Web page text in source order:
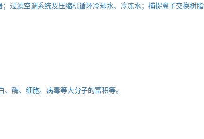
过滤空调系统及压缩机循环冷却水、冷冻水；捕捉离子交换树
酶、细胞、病毒等大分子的富积等。